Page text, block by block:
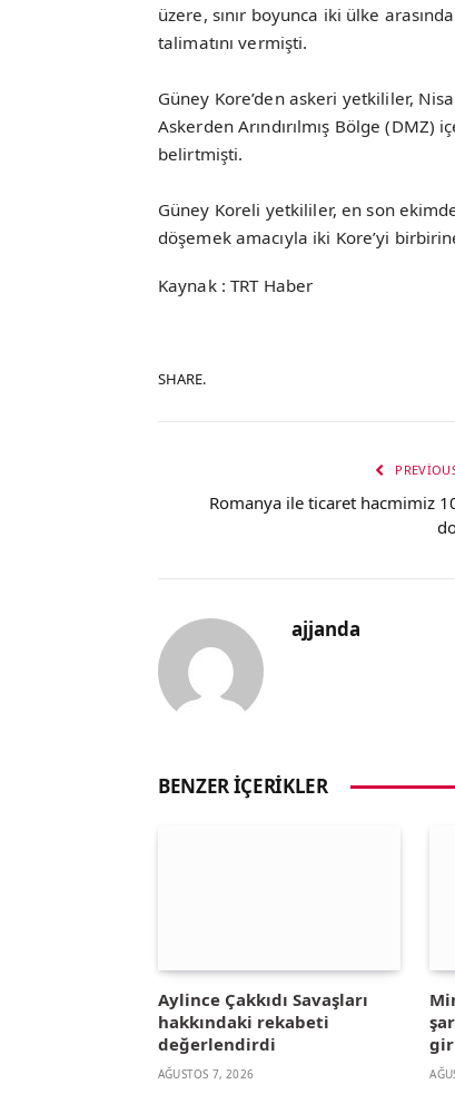
üzere, sınır boyunca iki ülke
talimatını vermişti.
Güney Kore’den askeri yetkililer,
Askerden Arındırılmış Bölge
belirtmişti.
Güney Koreli yetkililer, en son
döşemek amacıyla iki Kore’yi
Kaynak : TRT Haber
SHARE.
Romanya ile ticaret hacmimiz
ajjanda
BENZER İÇERIKLER
Aylince Çakkıdı Savaşları
hakkındaki rekabeti
değerlendirdi
AĞUSTOS 7, 2026